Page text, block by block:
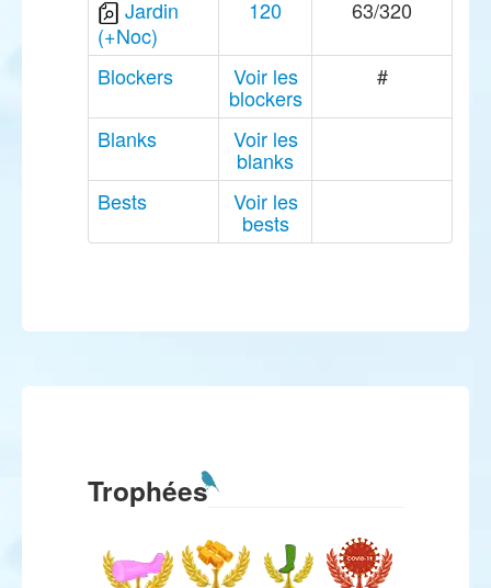
Jardin
(+Noc)
120 63/320
Blockers Voir les
blockers
#
Blanks Voir les
blanks
Bests
Voir les
bests
Trophées